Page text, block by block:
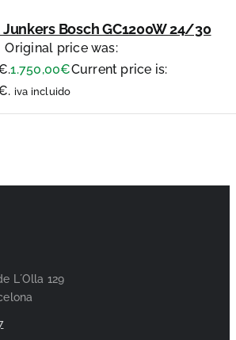
Bosch GC1200W 24/30
Original price was:
1.750,00€Current price is:
iva incluido
L´Olla 129